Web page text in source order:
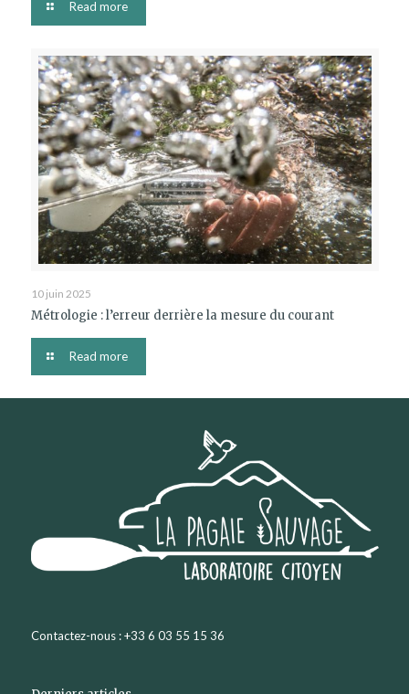
Read more
10 juin 2025
Métrologie : l’erreur derrière la mesure du courant
Read more
Contactez-nous : +33 6 03 55 15 36